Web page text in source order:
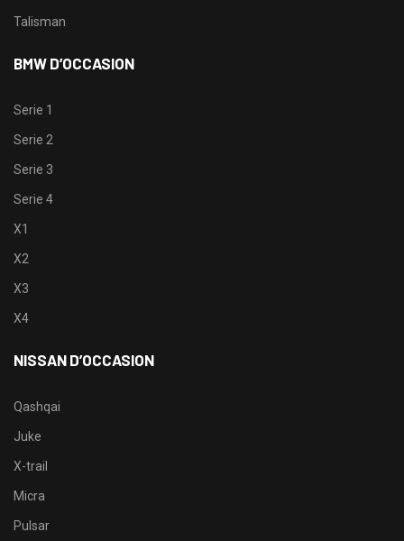
Talisman
BMW D’OCCASION
Serie 1
Serie 2
Serie 3
Serie 4
X1
X2
X3
X4
NISSAN D’OCCASION
Qashqai
Juke
X-trail
Micra
Pulsar